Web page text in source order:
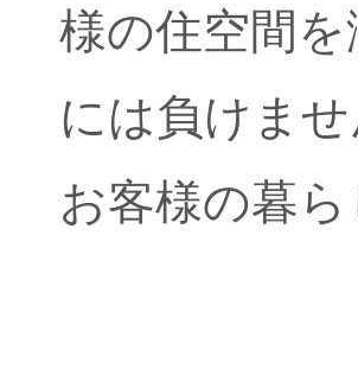
様の住空間
には負けま
お客様の暮